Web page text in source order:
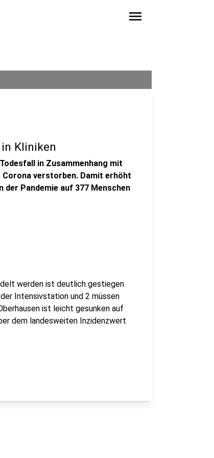
menu
Kliniken
in Zusammenhang mit
Corona verstorben. Damit erhöht
der Pandemie auf 377 Menschen
werden ist deutlich gestiegen
Intensivstation und 2 müssen
ist leicht gesunken auf
dem landesweiten Inzidenzwert